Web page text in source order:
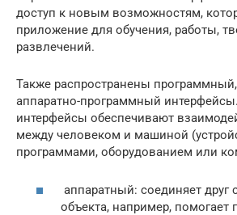
доступ к новым возможностям,
приложение для обучения, работы,
развлечений.
Также распространены
аппаратно-программный
интерфейсы обеспечивают
между человеком и машиной
программами, оборудованием или
аппаратный: соединяет друг
объекта, например, помогает